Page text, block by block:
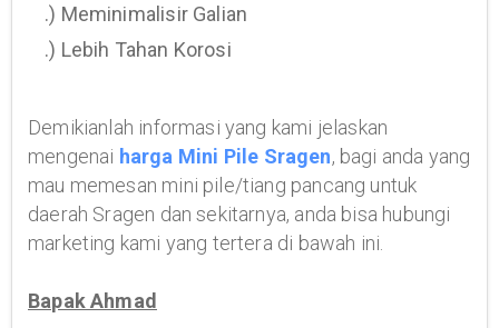
.) Meminimalisir Galian
.) Lebih Tahan Korosi
Demikianlah informasi yang kami jelaskan
mengenai harga Mini Pile Sragen, bagi anda yang
mau memesan mini pile/tiang pancang untuk
daerah Sragen dan sekitarnya, anda bisa hubungi
marketing kami yang tertera di bawah ini.
Bapak Ahmad